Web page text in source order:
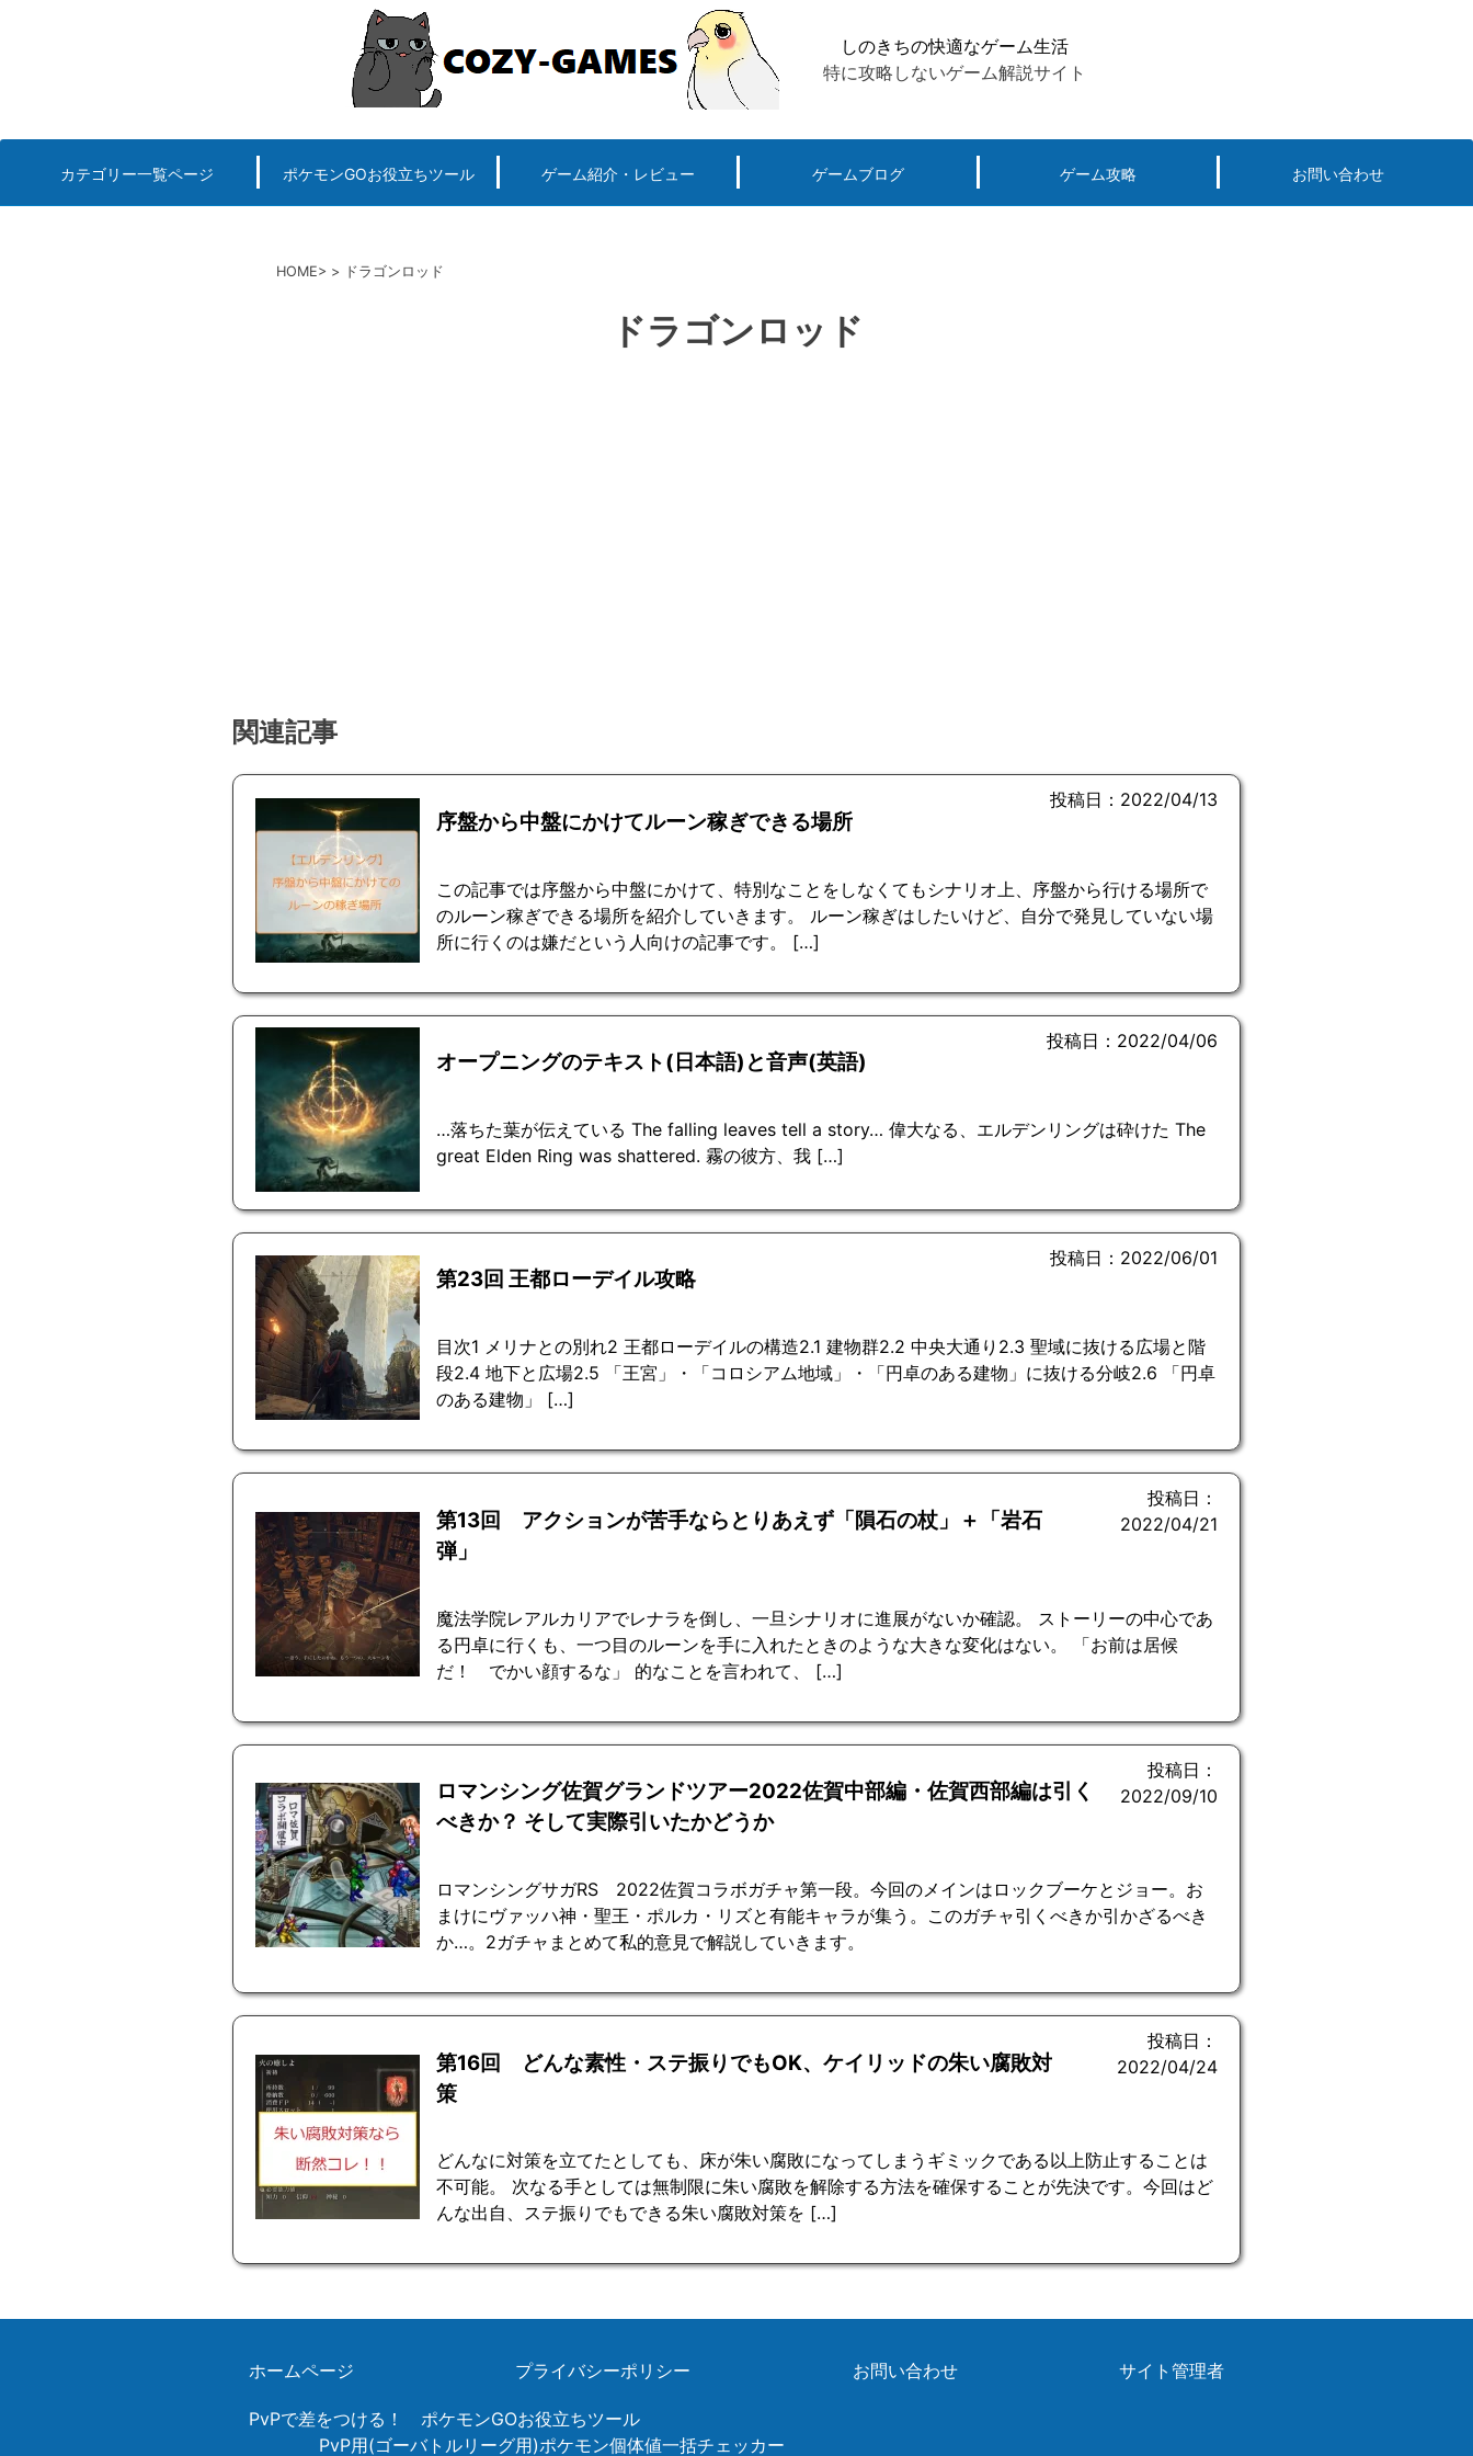
へ
しのきちの快適なゲーム生活
特に攻略しないゲーム解説サイト
カテゴリー一覧ページ ポケモンGOお役立ちツール ゲーム紹介・レビュー ゲームブログ ゲーム攻略 お問い合わせ
HOME ドラゴンロッド
ドラゴンロッド
関連記事
序盤から中盤にかけてルーン稼ぎできる場所
投稿日：2022/04/13
この記事では序盤から中盤にかけて、特別なことをしなくてもシナリオ上、序盤から行ける場所で
のルーン稼ぎできる場所を紹介していきます。 ルーン稼ぎはしたいけど、自分で発見していない場
所に行くのは嫌だという人向けの記事です。 […]
オープニングのテキスト(日本語)と音声(英語)
投稿日：2022/04/06
…落ちた葉が伝えている The falling leaves tell a story… 偉大なる、エルデンリングは砕けた The
great Elden Ring was shattered. 霧の彼方、我 […]
第23回 王都ローデイル攻略
投稿日：2022/06/01
目次1 メリナとの別れ2 王都ローデイルの構造2.1 建物群2.2 中央大通り2.3 聖域に抜ける広場と階
段2.4 地下と広場2.5 「王宮」・「コロシアム地域」・「円卓のある建物」に抜ける分岐2.6 「円卓
のある建物」 […]
第13回 アクションが苦手ならとりあえず「隕石の杖」＋「岩石
弾」
投稿日：
2022/04/21
魔法学院レアルカリアでレナラを倒し、一旦シナリオに進展がないか確認。 ストーリーの中心であ
る円卓に行くも、一つ目のルーンを手に入れたときのような大きな変化はない。 「お前は居候
だ！ でかい顔するな」 的なことを言われて、 […]
ロマンシング佐賀グランドツアー2022佐賀中部編・佐賀西部編は引く
べきか？ そして実際引いたかどうか
投稿日：
2022/09/10
ロマンシングサガRS 2022佐賀コラボガチャ第一段。今回のメインはロックブーケとジョー。お
まけにヴァッハ神・聖王・ポルカ・リズと有能キャラが集う。このガチャ引くべきか引かざるべき
か…。2ガチャまとめて私的意見で解説していきます。
第16回 どんな素性・ステ振りでもOK、ケイリッドの朱い腐敗対
策
投稿日：
2022/04/24
どんなに対策を立てたとしても、床が朱い腐敗になってしまうギミックである以上防止することは
不可能。 次なる手としては無制限に朱い腐敗を解除する方法を確保することが先決です。今回はど
んな出自、ステ振りでもできる朱い腐敗対策を […]
ホームページ プライバシーポリシー お問い合わせ サイト管理者
PvPで差をつける！ ポケモンGOお役立ちツール
PvP用(ゴーバトルリーグ用)ポケモン個体値一括チェッカー